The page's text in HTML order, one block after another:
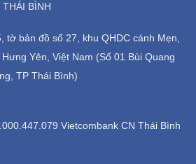
BÌNH
tờ bản đồ số 27, khu QHDC cánh Mẹn,
Yên, Việt Nam (Số 01 Bùi Quang
TP Thái Bình)
Vietcombank CN Thái Bình